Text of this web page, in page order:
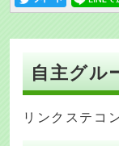
自主グル
リンクステコ